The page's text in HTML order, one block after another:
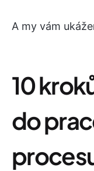
A my vám
10
do